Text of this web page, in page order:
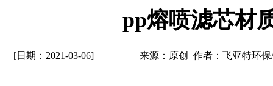
pp熔喷滤芯材
[日期：2021-03-06] 来源：原创 作者：飞亚特环保